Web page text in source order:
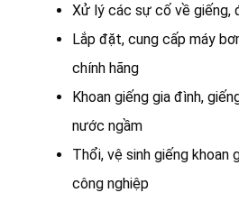
Xử lý các sự cố về giếng,
Lắp đặt, cung cấp máy
chính hãng
Khoan giếng gia đình,
nước ngầm
Thổi, vệ sinh giếng khoan
công nghiệp